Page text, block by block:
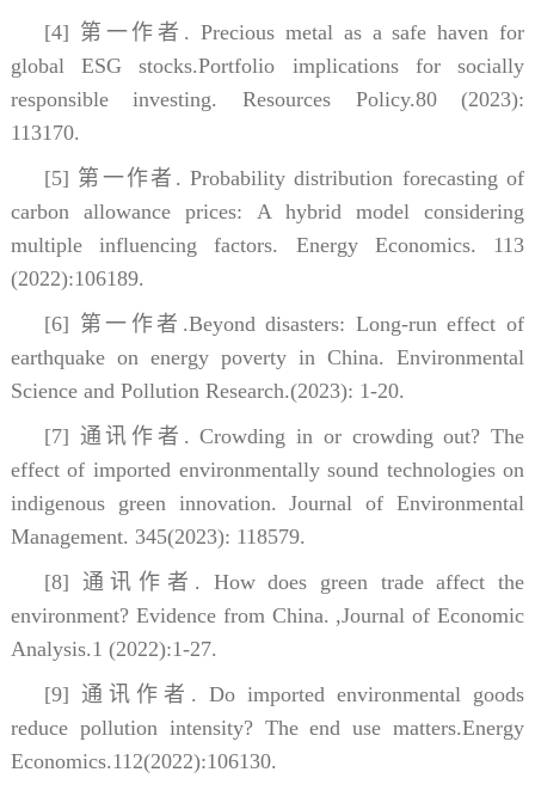
[4] 第一作者. Precious metal as a safe haven for
global ESG stocks.Portfolio implications for socially
responsible investing. Resources Policy.80 (2023):
113170.
[5] 第一作者. Probability distribution forecasting of
carbon allowance prices: A hybrid model considering
multiple influencing factors. Energy Economics. 113
(2022):106189.
[6] 第一作者.Beyond disasters: Long-run effect of
earthquake on energy poverty in China. Environmental
Science and Pollution Research.(2023): 1-20.
[7] 通讯作者. Crowding in or crowding out? The
effect of imported environmentally sound technologies on
indigenous green innovation. Journal of Environmental
Management. 345(2023): 118579.
[8] 通讯作者. How does green trade affect the
environment? Evidence from China. ,Journal of Economic
Analysis.1 (2022):1-27.
[9] 通讯作者. Do imported environmental goods
reduce pollution intensity? The end use matters.Energy
Economics.112(2022):106130.